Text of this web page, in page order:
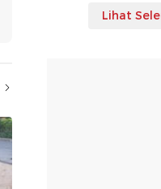
Lihat